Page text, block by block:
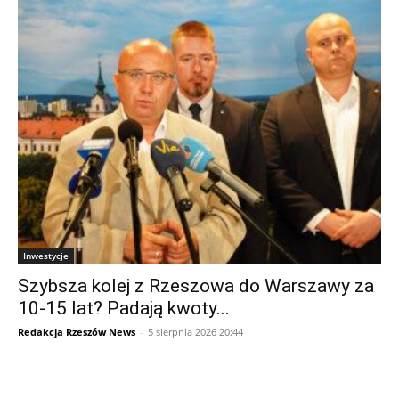
Inwestycje
Szybsza kolej z Rzeszowa do Warszawy za
10-15 lat? Padają kwoty...
Redakcja Rzeszów News - 5 sierpnia 2026 20:44